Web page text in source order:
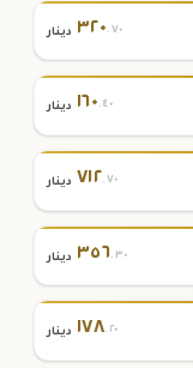
٣٢٠.٧٠ دينار
١٦٠.٤٠ دينار
٧١٢.٧٠ دينار
٣٥٦.٣٠ دينار
١٧٨.٢٠ دينار